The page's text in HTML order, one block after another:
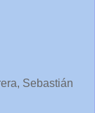
Sebastián